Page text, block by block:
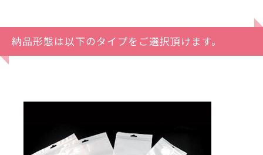
納品形態は以下のタイプをご選択頂けます。